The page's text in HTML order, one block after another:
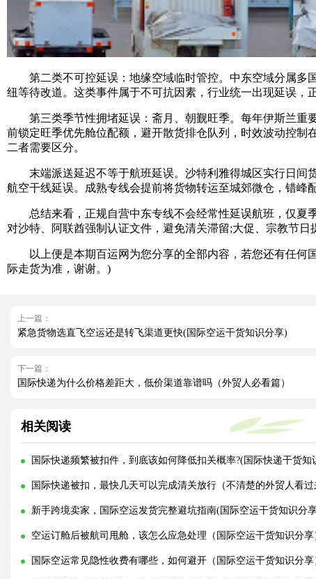
第二类不可控延误：地缘空域临时管控。中东空域分属多
纽等待改道。这类事件属于不可抗因素，行业统一出现延误，
第三类季节性拥堵延误：斋月、朝觐旺季。每年伊斯兰重要
前锁定旺季优先舱位配额，避开散货排仓队列，时效波动控制
二者需要区分。
末端派送延迟不等于航班延误。沙特利雅得城区实行日间
航空干线延误。成熟专线会提前将货物转运至城郊微仓，错峰
总结来看，正规自营中东专线不会经常性延误航班，仅夏
对沙特、阿联酋强制认证文件，避免清关滞留;大促、宗教节日
以上便是本期百运网为您分享的全部内容，若您还有任何
际走货为准，谢谢。)
上一篇：
紧急货物选直飞空运还是转飞渠道更快(国际空运干货知识分享)
下一篇：
国际快递为什么价格差距大，低价渠道靠谱吗（外贸人必看篇）
相关阅读
国际快递频繁被扣件，到底该如何降低扣关概率?(国际快递干货知
国际快递被扣，最快几天可以完成清关放行（不清楚的外贸人看过
新手跨境卖家，国际空运发货完整避坑指南(国际空运干货知识分
空运订舱后被航司甩舱，该怎么应急处理（国际空运干货知识分享
国际空运常见隐性收费有哪些，如何避开（国际空运干货知识分享